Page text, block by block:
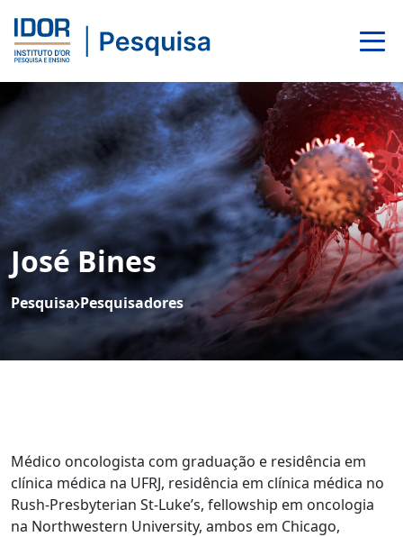
José Bines
Pesquisa Pesquisadores
Médico oncologista com graduação e residência em
clínica médica na UFRJ, residência em clínica médica no
Rush-Presbyterian St-Luke’s, fellowship em oncologia
na Northwestern University, ambos em Chicago,